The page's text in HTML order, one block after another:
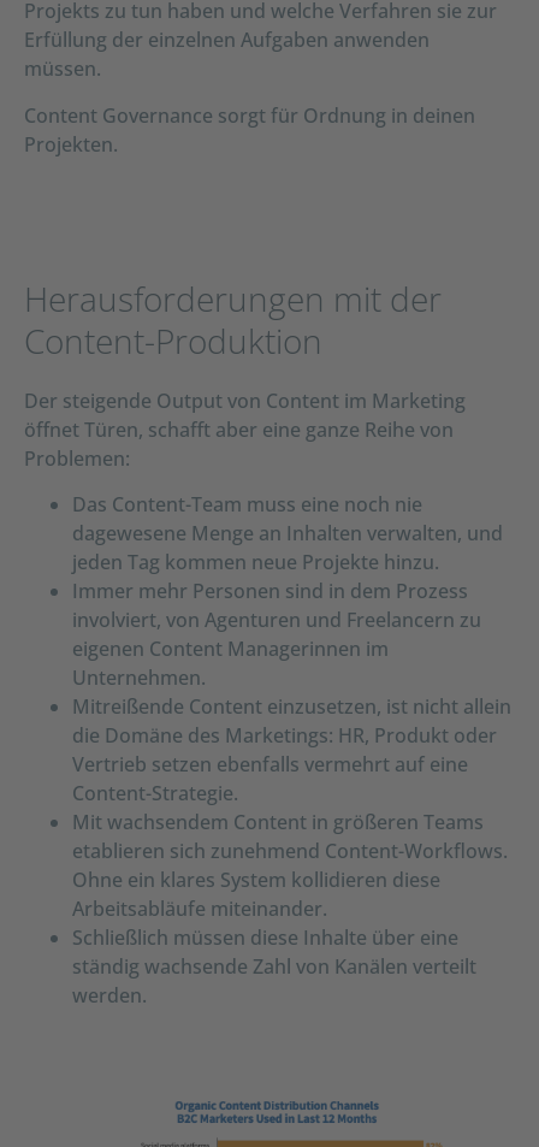
Projekts zu tun haben und welche Verfahren sie zur
Erfüllung der einzelnen Aufgaben anwenden
müssen.
Content Governance sorgt für Ordnung in deinen
Projekten.
Herausforderungen mit der
Content-Produktion
Der steigende Output von Content im Marketing
öffnet Türen, schafft aber eine ganze Reihe von
Problemen:
Das Content-Team muss eine noch nie
dagewesene Menge an Inhalten verwalten, und
jeden Tag kommen neue Projekte hinzu.
Immer mehr Personen sind in dem Prozess
involviert, von Agenturen und Freelancern zu
eigenen Content Managerinnen im
Unternehmen.
Mitreißende Content einzusetzen, ist nicht allein
die Domäne des Marketings: HR, Produkt oder
Vertrieb setzen ebenfalls vermehrt auf eine
Content-Strategie.
Mit wachsendem Content in größeren Teams
etablieren sich zunehmend Content-Workflows.
Ohne ein klares System kollidieren diese
Arbeitsabläufe miteinander.
Schließlich müssen diese Inhalte über eine
ständig wachsende Zahl von Kanälen verteilt
werden.